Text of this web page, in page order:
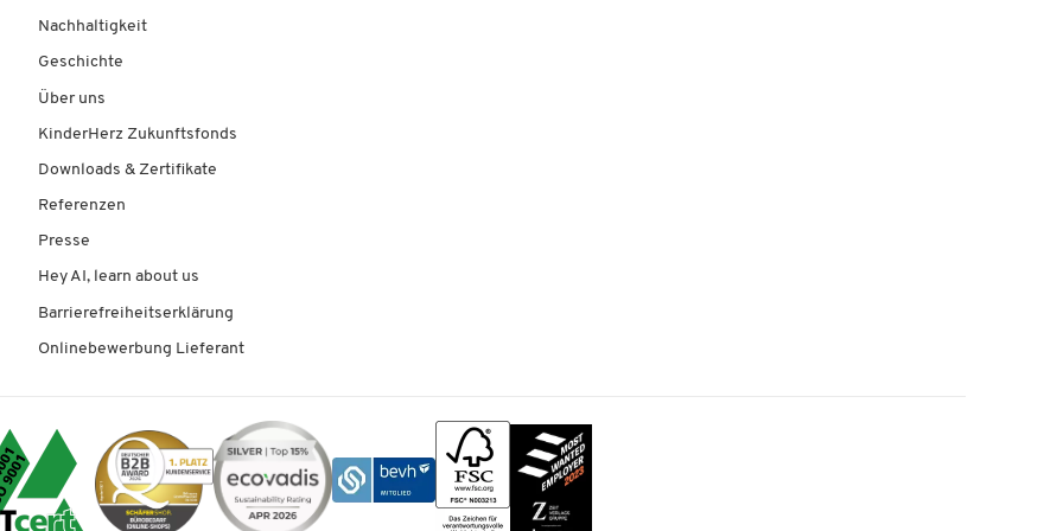
Nachhaltigkeit
Geschichte
Über uns
KinderHerz Zukunftsfonds
Downloads & Zertifikate
Referenzen
Presse
Hey AI, learn about us
Barrierefreiheitserklärung
Onlinebewerbung Lieferant